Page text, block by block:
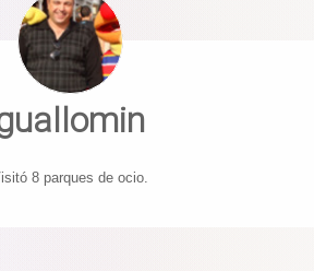
8 parques de ocio.